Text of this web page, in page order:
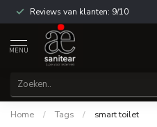
Reviews van klanten: 9/10
MENU
Home / Tags / smart toilet